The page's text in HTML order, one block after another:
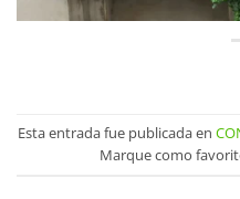
Esta entrada fue publicada en
Marque como